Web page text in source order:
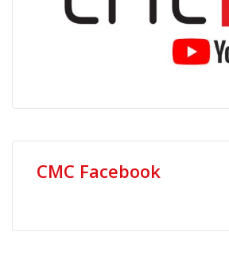
CMC Facebook